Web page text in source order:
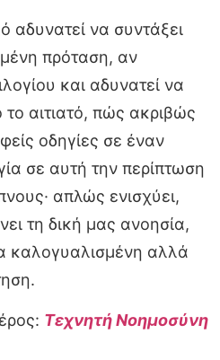
αδυνατεί να συντάξει
πρόταση, αν
και αδυνατεί να
το αιτιατό, πώς ακριβώς
οδηγίες σε έναν
σε αυτή την περίπτωση
απλώς ενισχύει,
τη δική μας ανοησία,
καλογυαλισμένη αλλά
Τεχνητή Νοημοσύνη